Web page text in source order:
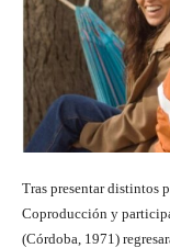
Tras presentar distintos
Coproducción y
(Córdoba, 1971)